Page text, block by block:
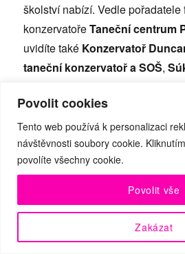
Povolit cookies
Tento web používá k personalizaci
návštěvnosti soubory cookie.
povolíte všechny cookie.
Zakázat
Povolit vše
školství nabízí. Vedle pořadatele
konzervatořeTaneční centrum
uvidíte také Konzervatoř
taneční konzervatoř a SOŠ,
Košice ,Tanečné
Bratislava,Taneční
konzervatoř hl. m. Prahy.
opravu pestrý, od klasického
taneční divadlo. To vše během
v podání nadaných českých a
tance, mezi kterými se již rýsují
profesionálové, taneční